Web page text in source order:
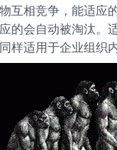
互相竞争，能适应
的会自动被淘汰。
样适用于企业组织内